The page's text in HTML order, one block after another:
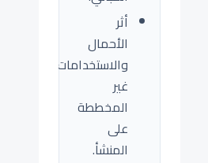
أثر
الأحمال
والاستخدامات
غير
المخططة
على
المنشأ.